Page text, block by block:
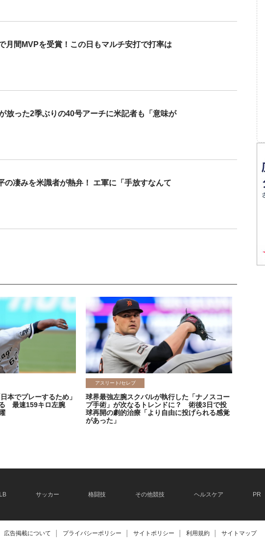
月間MVPを受賞！この日もマルチ安打で打率は
放った2季ぶりの40号アーチに米記者も「意味が
の凄みを米識者が熱弁！ エ軍に「手放すなんて
本でプレーするため」
る 最速159キロ左腕
アスリート/セレブ
球界最強左腕スクバルが執行した「ナノスコー
プ手術」が次なるトレンドに？ 術後3日で投
球再開の劇的治療「より自由に投げられる感覚
があった」
サッカー 格闘技 その他競技 ヘルスケア PR
広告掲載について プライバシーポリシー サイトポリシー 利用規約 サイトマップ